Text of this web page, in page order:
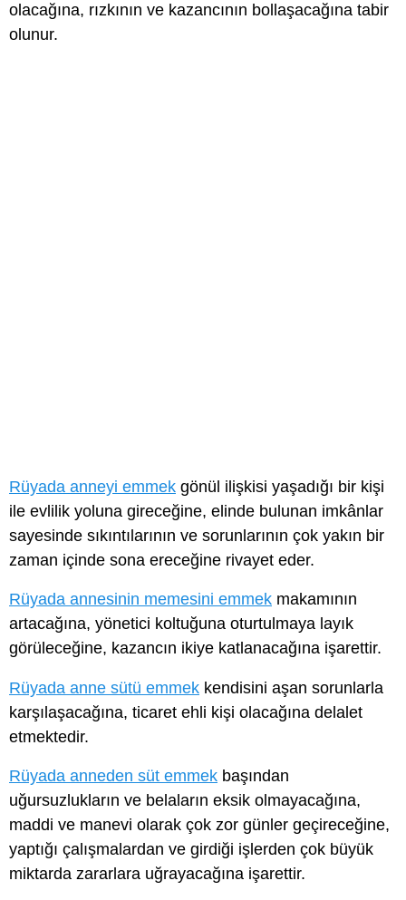
olacağına, rızkının ve kazancının bollaşacağına tabir
olunur.
Rüyada anneyi emmek gönül ilişkisi yaşadığı bir kişi
ile evlilik yoluna gireceğine, elinde bulunan imkânlar
sayesinde sıkıntılarının ve sorunlarının çok yakın bir
zaman içinde sona ereceğine rivayet eder.
Rüyada annesinin memesini emmek makamının
artacağına, yönetici koltuğuna oturtulmaya layık
görüleceğine, kazancın ikiye katlanacağına işarettir.
Rüyada anne sütü emmek kendisini aşan sorunlarla
karşılaşacağına, ticaret ehli kişi olacağına delalet
etmektedir.
Rüyada anneden süt emmek başından
uğursuzlukların ve belaların eksik olmayacağına,
maddi ve manevi olarak çok zor günler geçireceğine,
yaptığı çalışmalardan ve girdiği işlerden çok büyük
miktarda zararlara uğrayacağına işarettir.